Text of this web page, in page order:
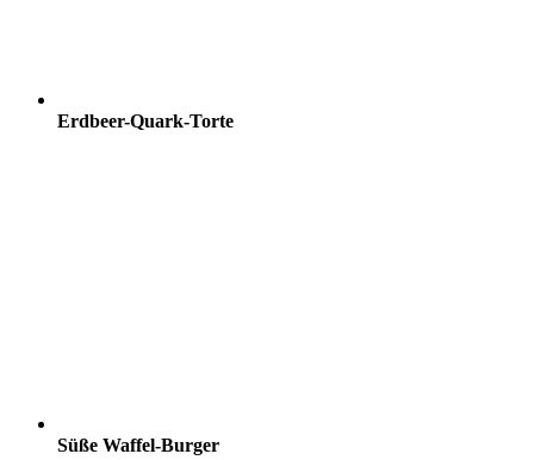
Erdbeer-Quark-Torte
Süße Waffel-Burger